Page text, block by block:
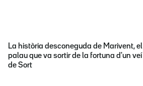
La història desconeguda de Marivent, el
palau que va sortir de la fortuna d'un veí
de Sort